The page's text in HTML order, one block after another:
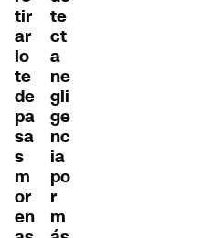
tir
ar
lo
te
de
pa
sa
s
m
or
en
te
ct
a
ne
gli
ge
nc
ia
po
r
m